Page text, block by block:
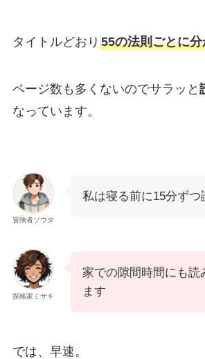
タイトルどおり 55の法則ごとに
ページ数も多くないのでサラッと
なっています。
冒険者ソウタ
私は寝る前に15分ずつ
探検家ミサキ
家での隙間時間にも読
ます
では、早速。